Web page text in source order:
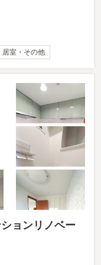
居室・その他
ョンリノベー